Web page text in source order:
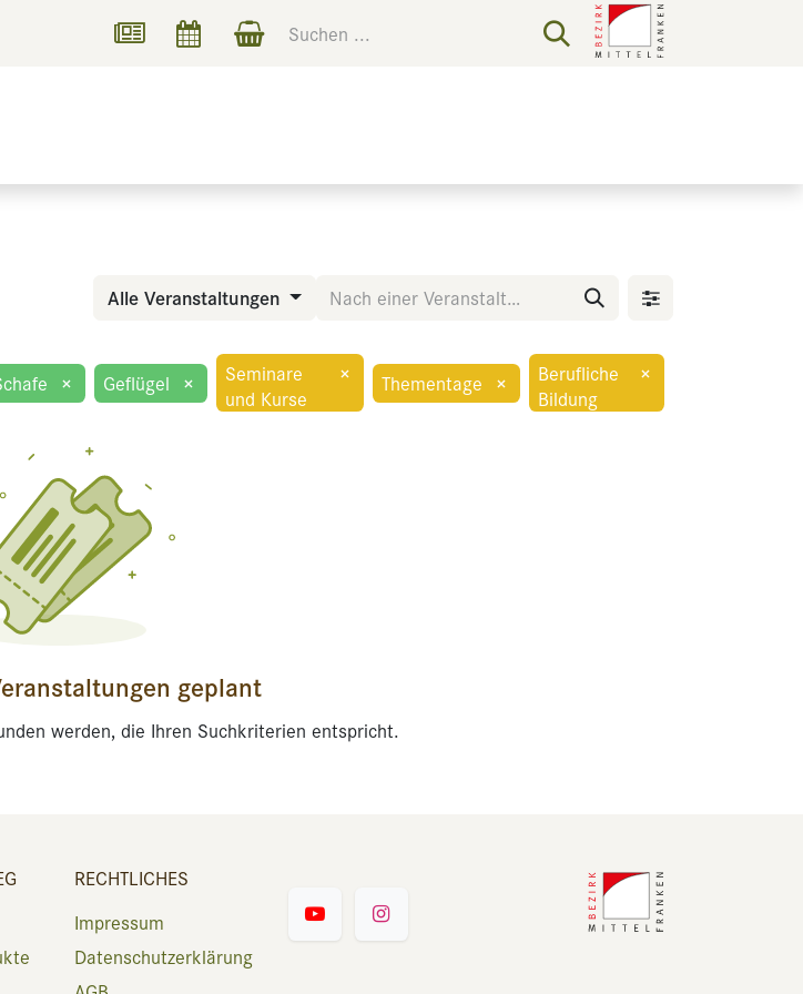
Alle Veranstaltungen
× Geflügel ×
Seminare
und Kurse
× Thementage ×
Berufliche
Bildung
×
geplant
werden, die Ihren Suchkriterien entspricht.
RECHTLICHES
Impressum
Datenschutzerklärung